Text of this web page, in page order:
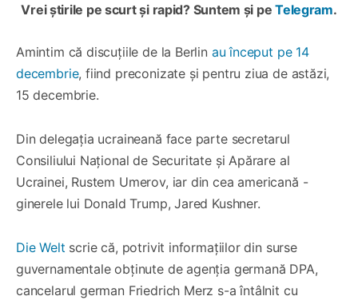
Vrei știrile pe scurt și rapid? Suntem și peTelegram.
Amintim că discuțiile de la Berlin au început pe 14
decembrie, fiind preconizate și pentru ziua de astăzi,
15 decembrie.
Din delegația ucraineană face parte secretarul
Consiliului Național de Securitate și Apărare al
Ucrainei, Rustem Umerov, iar din cea americană -
ginerele lui Donald Trump, Jared Kushner.
Die Welt scrie că, potrivit informațiilor din surse
guvernamentale obținute de agenția germană DPA,
cancelarul german Friedrich Merz s-a întâlnit cu